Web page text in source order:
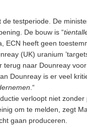
testperiode. De
De bouw is “
heeft geen
(UK) uranium
naar Dounreay
Dounreay is er veel
.“
verloopt niet
om te melden, zegt
gaan produceren.